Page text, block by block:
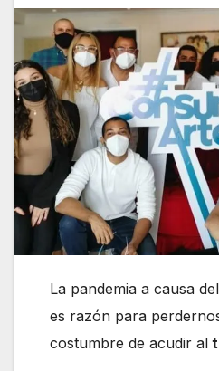
La pandemia a causa
es razón para
costumbre de acudir al